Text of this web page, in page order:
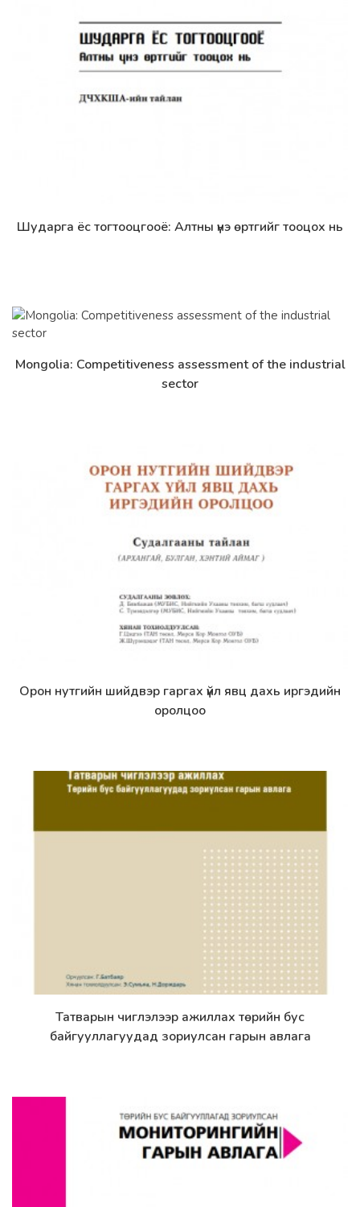
Дэлгэрэнгүй
Шударга ёс тогтооцгооё: Алтны үнэ өртгийг тооцох нь
Дэлгэрэнгүй
Mongolia: Competitiveness assessment of the industrial
sector
Дэлгэрэнгүй
Орон нутгийн шийдвэр гаргах үйл явц дахь иргэдийн
оролцоо
Дэлгэрэнгүй
Татварын чиглэлээр ажиллах төрийн бус
байгууллагуудад зориулсан гарын авлага